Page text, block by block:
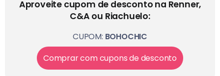
Aproveite cupom de desconto na Renner,
C&A ou Riachuelo:
CUPOM: BOHOCHIC
Comprar com cupons de desconto